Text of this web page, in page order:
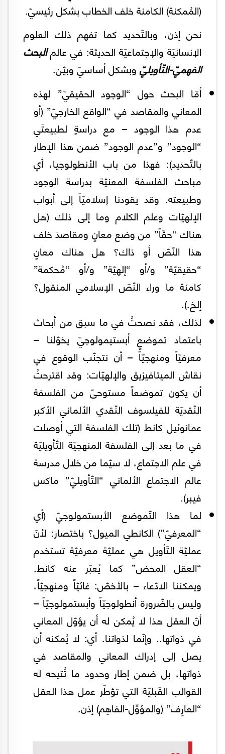
(المُمكنة) الكامنة خلف الخطاب بشكل رئيسيّ.
نحن إذن، وبالتّحديد كما تفهم ذلك العلوم
الإنسانيّة والإجتماعيّة الحديثة: في عالمالبحث
الفهميّ-التّأويليّوبشكل أساسيّ وبيّن.
أمّا البحث حول “الوجود الحقيقيّ” لهذه
المعاني والمقاصد في “الواقع الخارجيّ” (أو
عدم هذا الوجود – مع دراسةٍ لطبيعتَي
“الوجود” و”عدم الوجود” ضمن هذا الإطار
بالتّحديد): فهذا من باب الأنطولوجيا، أي
مباحث الفلسفة المعنيّة بدراسة الوجود
وطبيعته. وقد يقودنا إسلاميّاً إلى أبواب
الإلهيّات وعلم الكلام وما إلى ذلك (هل
هناك “حقّاً” من وضع معانٍ ومقاصدَ خلف
هذا النّصّ أو ذاك؟ هل هناك معانٍ
“حقيقيّة” و/أو “إلهيّة” و/أو “مُحكمة”
كامنة ما وراء النّصّ الإسلامي المنقول؟
إلخ.).
لذلك، فقد نصحتُ في ما سبق من أبحاث
باعتماد تموضعٍ أبستيمولوجيّ يخوّلنا –
معرفيّاً ومنهجيّاً – أن نتجنّب الوقوع في
نقاش الميتافيزيق والإلهيّات: وقد اقترحتُ
أن يكون تموضعاً مستوحىً من الفلسفة
النّقديّة للفيلسوف النّقدي الألماني الأكبر
عمانوئيل كانط (تلك الفلسفة التي أوصلت
في ما بعد إلى الفلسفة المنهجيّة التّأويليّة
في علم الاجتماع، لا سيّما من خلال مدرسة
عالم الاجتماع الألماني “التّأويليّ” ماكس
فيبر).
لما هذا التّموضع الأبستمولوجيّ (أي
“المعرفيّ”) الكانطي الميول؟ باختصار: لأنّ
عمليّة التّأويل هي عمليّة معرفيّة تستخدم
“العقل المحض” كما يُعبّر عنه كانط.
ويمكننا الادّعاء – بالأخصّ: غائيّاً ومنهجيّاً،
وليس بالضّرورة أنطولوجيّاً وأبستمولوجيّاً –
أنّ العقل هذا لا يُمكن له أن يؤوّل المعاني
في ذواتها.. وإنّما لذواتنا. أي: لا يُمكنه أن
يصل إلى إدراك المعاني والمقاصد في
ذواتها، بل ضمن إطار وحدود ما تُتيحه له
القوالب القَبليّة التي تؤطّر عمل هذا العقل
“العارِف” (والمؤوِّل-الفاهِم) إذن.